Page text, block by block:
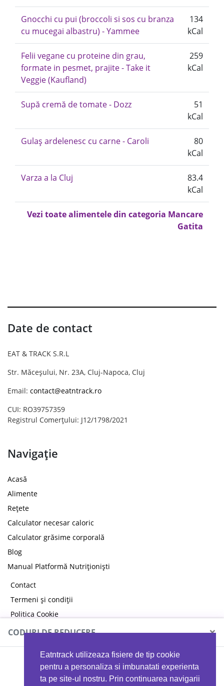
Eatntrack utilizeaza fisiere de tip cookie
pentru a personaliza si imbunatati experienta
ta pe site-ul nostru. Prin continuarea navigarii
Gnocchi cu pui (broccoli si sos cu branza
cu mucegai albastru) - Yammee
134
kCal
Felii vegane cu proteine din grau,
formate in pesmet, prajite - Take it
Veggie (Kaufland)
259
kCal
Supă cremă de tomate - Dozz
51
kCal
Gulaș ardelenesc cu carne - Caroli
80
kCal
Varza a la Cluj
83.4
kCal
Vezi toate alimentele din categoria Mancare
Gatita
Date de contact
EAT & TRACK S.R.L
Str. Măceșului, Nr. 23A, Cluj-Napoca, Cluj
Email: contact@eatntrack.ro
CUI: RO39757359
Registrul Comerțului: J12/1798/2021
Navigație
Acasă
Alimente
Rețete
Calculator necesar caloric
Calculator grăsime corporală
Blog
Manual Platformă Nutriționiști
Contact
Termeni și condiții
Politica Cookie
Politica de confidențialitate
CODURI DE REDUCERE ×
MYPROTEIN